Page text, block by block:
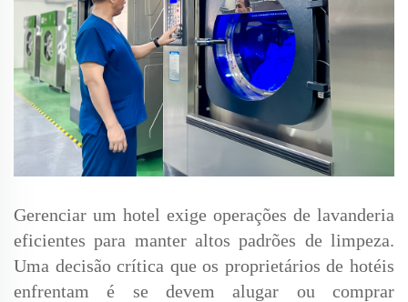
Gerenciar um hotel exige operações de lavanderia
eficientes para manter altos padrões de limpeza.
Uma decisão crítica que os proprietários de hotéis
enfrentam é se devem alugar ou comprar